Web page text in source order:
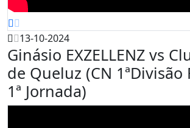
13-10-2024
Ginásio EXZELLENZ vs
de Queluz (CN
1ª Jornada)